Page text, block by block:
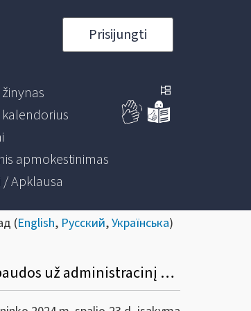
Prisijungti
apmokestinimas
Apklausa
(English, Русский,Українська)
Informacinis pranešimas „Dėl VMI prie FM viršininko įsakymo „Dėl Mokestinės nepriemokos ar baudos už administracinį nusižengimą mokėjimo atidėjimo ir (ar) išdėstymo taisyklių ir formų patvirtinimo“